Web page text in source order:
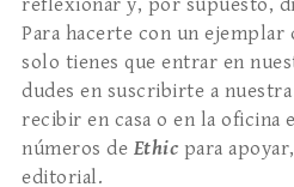
reflexionar y, por supuesto,
Para hacerte con un ejemplar
solo tienes que entrar en
dudes en suscribirte a
recibir en casa o en la oficina
números de Ethic para
editorial.